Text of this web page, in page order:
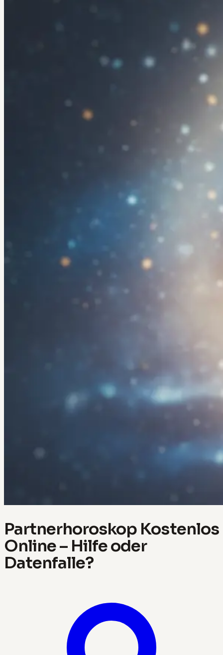
Partnerhoroskop Kostenlos
Online – Hilfe oder
Datenfalle?